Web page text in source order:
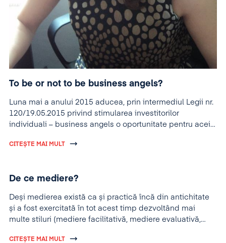
To be or not to be business angels?
Luna mai a anului 2015 aducea, prin intermediul Legii nr.
120/19.05.2015 privind stimularea investitorilor
individuali – business angels o oportunitate pentru acei
mici sau în microîntreprinderi (așa cum sunt acestea
oportunitate valorificata deja de la apariția legii și până
CITEȘTE MAI MULT
De ce mediere?
Deși medierea există ca și practică încă din antichitate
și a fost exercitată în tot acest timp dezvoltând mai
multe stiluri (mediere facilitativă, mediere evaluativă,
CITEȘTE MAI MULT